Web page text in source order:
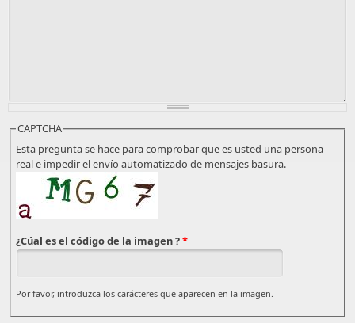
CAPTCHA
Esta pregunta se hace para comprobar que es usted una persona
real e impedir el envío automatizado de mensajes basura.
¿Cúal es el código de la imagen ?*
Por favor, introduzca los carácteres que aparecen en la imagen.